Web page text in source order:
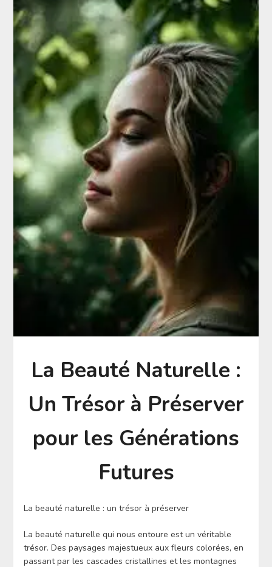
La Beauté Naturelle :
Un Trésor à Préserver
pour les Générations
Futures
La beauté naturelle : un trésor à préserver
La beauté naturelle qui nous entoure est un véritable
trésor. Des paysages majestueux aux fleurs colorées, en
passant par les cascades cristallines et les montagnes